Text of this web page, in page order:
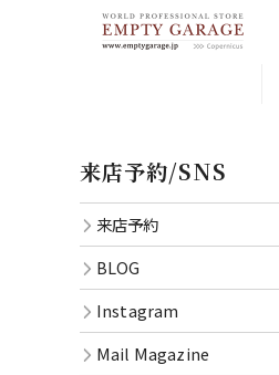
来店予約/SNS
来店予約
BLOG
Instagram
Mail Magazine